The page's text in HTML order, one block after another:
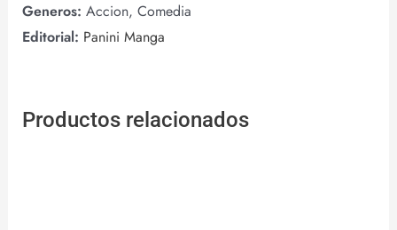
Generos: Accion, Comedia
Editorial: Panini Manga
Productos relacionados